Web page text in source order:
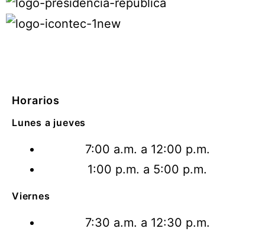
Horarios
Lunes a jueves
7:00 a.m. a 12:00 p.m.
1:00 p.m. a 5:00 p.m.
Viernes
7:30 a.m. a 12:30 p.m.